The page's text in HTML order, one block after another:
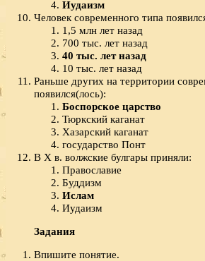
Иудаизм
Человек современного типа
1,5 млн лет назад
700 тыс. лет назад
40 тыс. лет назад
10 тыс. лет назад
Раньше других на территории
появился(лось):
Боспорское царство
Тюркский каганат
Хазарский каганат
государство Понт
В X в. волжские булгары приняли:
Православие
Буддизм
Ислам
Иудаизм
Задания
Впишите понятие.